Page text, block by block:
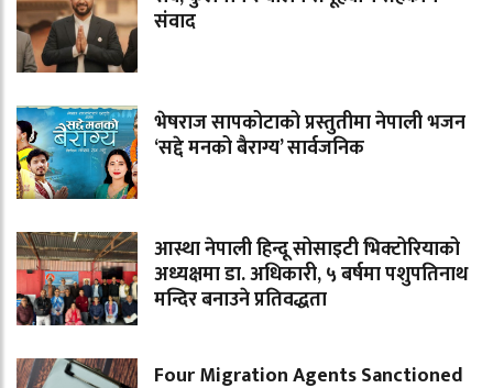
संवाद
भेषराज सापकोटाको प्रस्तुतीमा नेपाली भजन
‘सद्दे मनको बैराग्य’ सार्वजनिक
आस्था नेपाली हिन्दू सोसाइटी भिक्टोरियाको
अध्यक्षमा डा. अधिकारी, ५ बर्षमा पशुपतिनाथ
मन्दिर बनाउने प्रतिवद्धता
Four Migration Agents Sanctioned